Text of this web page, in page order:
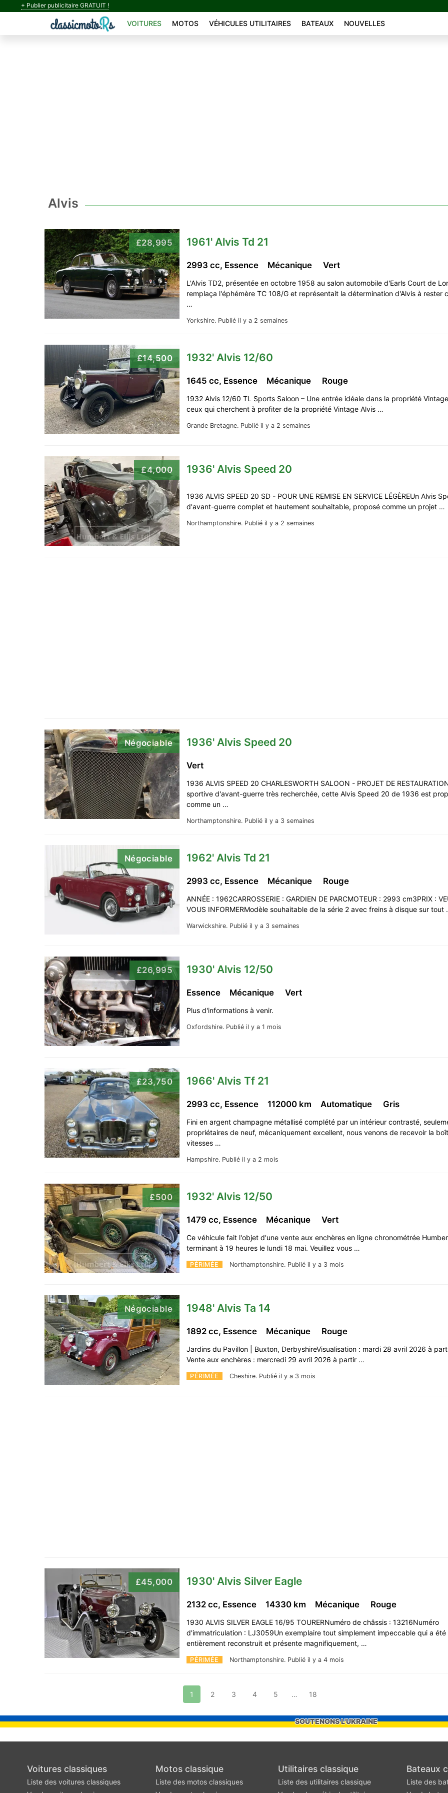
+ Publier publicitaire GRATUIT !
VOITURES MOTOS VÉHICULES UTILITAIRES BATEAUX NOUVELLES
Alvis
£28,995 1961' Alvis Td 21
Yorkshire. Publié il y a 2 semaines
2993 cc, Essence Mécanique Vert
L'Alvis TD2, présentée en octobre 1958 au salon automobile d'Earls Court de
remplaça l'éphémère TC 108/G et représentait la détermination d'Alvis à rester
…
£14,500 1932' Alvis 12/60
Grande Bretagne. Publié il y a 2 semaines
1645 cc, Essence Mécanique Rouge
1932 Alvis 12/60 TL Sports Saloon – Une entrée idéale dans la propriété
ceux qui cherchent à profiter de la propriété Vintage Alvis …
£4,000 1936' Alvis Speed 20
Northamptonshire. Publié il y a 2 semaines
1936 ALVIS SPEED 20 SD - POUR UNE REMISE EN SERVICE LÉGÈREUn Alvis
d'avant-guerre complet et hautement souhaitable, proposé comme un projet …
Négociable 1936' Alvis Speed 20
Northamptonshire. Publié il y a 3 semaines
Vert
1936 ALVIS SPEED 20 CHARLESWORTH SALOON - PROJET DE
sportive d'avant-guerre très recherchée, cette Alvis Speed ​​20 de 1936 est
comme un …
Négociable 1962' Alvis Td 21
Warwickshire. Publié il y a 3 semaines
2993 cc, Essence Mécanique Rouge
ANNÉE : 1962CARROSSERIE : GARDIEN DE PARCMOTEUR : 2993 cm3PRIX :
VOUS INFORMERModèle souhaitable de la série 2 avec freins à disque sur tout
£26,995 1930' Alvis 12/50
Oxfordshire. Publié il y a 1 mois
Essence Mécanique Vert
Plus d'informations à venir.
£23,750 1966' Alvis Tf 21
Hampshire. Publié il y a 2 mois
2993 cc, Essence 112000 km Automatique Gris
Fini en argent champagne métallisé complété par un intérieur contrasté,
propriétaires de neuf, mécaniquement excellent, nous venons de recevoir la
vitesses …
£500 1932' Alvis 12/50
PÉRIMÉE Northamptonshire. Publié il y a 3 mois
1479 cc, Essence Mécanique Vert
Ce véhicule fait l'objet d'une vente aux enchères en ligne chronométrée
terminant à 19 heures le lundi 18 mai. Veuillez vous …
Négociable 1948' Alvis Ta 14
PÉRIMÉE Cheshire. Publié il y a 3 mois
1892 cc, Essence Mécanique Rouge
Jardins du Pavillon | Buxton, DerbyshireVisualisation : mardi 28 avril 2026 à
Vente aux enchères : mercredi 29 avril 2026 à partir …
£45,000 1930' Alvis Silver Eagle
PÉRIMÉE Northamptonshire. Publié il y a 4 mois
2132 cc, Essence 14330 km Mécanique Rouge
1930 ALVIS SILVER EAGLE 16/95 TOURERNuméro de châssis : 13216Numéro
d'immatriculation : LJ3059Un exemplaire tout simplement impeccable qui a été
entièrement reconstruit et présente magnifiquement, …
1 2 3 4 5 … 18
SOUTENONS L'UKRAINE
Voitures classiques
Liste des voitures classiques
Motos classique
Liste des motos classiques
Utilitaires classique
Liste des utilitaires classique
Bateaux
Liste des